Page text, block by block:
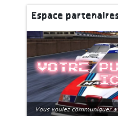
Espace
Votre
Vous voulez communiquer